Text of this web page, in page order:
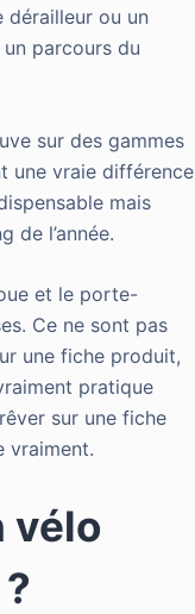
dérailleur ou un
parcours du
sur des gammes
une vraie différence
mais
de l’année.
et le porte-
Ce ne sont pas
une fiche produit,
pratique
sur une fiche
vraiment.
vélo